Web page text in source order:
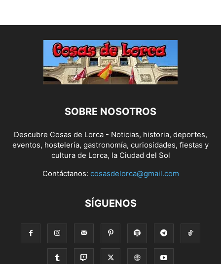
SOBRE NOSOTROS
Descubre Cosas de Lorca - Noticias, historia, deportes,
eventos, hostelería, gastronomía, curiosidades, fiestas y
cultura de Lorca, la Ciudad del Sol
Contáctanos: cosasdelorca@gmail.com
SÍGUENOS